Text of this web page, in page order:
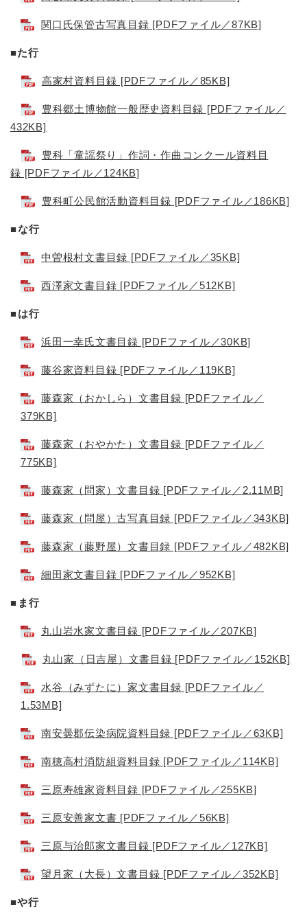
関口氏保管古写真目録 [PDFファイル／87KB]
■た行
高家村資料目録 [PDFファイル／85KB]
豊科郷土博物館一般歴史資料目録 [PDFファイル／
432KB]
豊科「童謡祭り」作詞・作曲コンクール資料目
録 [PDFファイル／124KB]
豊科町公民館活動資料目録 [PDFファイル／186KB]
■な行
中曽根村文書目録 [PDFファイル／35KB]
西澤家文書目録 [PDFファイル／512KB]
■は行
浜田一幸氏文書目録 [PDFファイル／30KB]
藤谷家資料目録 [PDFファイル／119KB]
藤森家（おかしら）文書目録 [PDFファイル／
379KB]
藤森家（おやかた）文書目録 [PDFファイル／
775KB]
藤森家（問家）文書目録 [PDFファイル／2.11MB]
藤森家（問屋）古写真目録 [PDFファイル／343KB]
藤森家（藤野屋）文書目録 [PDFファイル／482KB]
細田家文書目録 [PDFファイル／952KB]
■ま行
丸山岩水家文書目録 [PDFファイル／207KB]
丸山家（日吉屋）文書目録 [PDFファイル／152KB]
水谷（みずたに）家文書目録 [PDFファイル／
1.53MB]
南安曇郡伝染病院資料目録 [PDFファイル／63KB]
南穂高村消防組資料目録 [PDFファイル／114KB]
三原寿雄家資料目録 [PDFファイル／255KB]
三原安善家文書 [PDFファイル／56KB]
三原与治郎家文書目録 [PDFファイル／127KB]
望月家（大長）文書目録 [PDFファイル／352KB]
■や行